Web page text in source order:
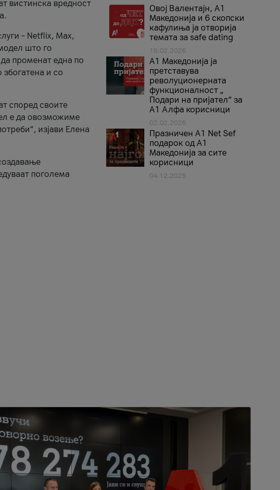
вистинска вредност
– Netflix, Max,
што го
променат една по
и со
според своите
е да овозможиме
изјави Елена
поголема
Овој Валентајн, A1
Македонија и 6 скопски
кафулиња ја отворија
темата за safe dating
16.02.2026
А1 Македонија ја
претставува
револуционерната
функционалност „
Подари на пријател“ за
А1 Алфа корисници
02.02.2026
Празничен A1 Net Sеf
подарок од А1
Македонија за сите
корисници
04.12.2025